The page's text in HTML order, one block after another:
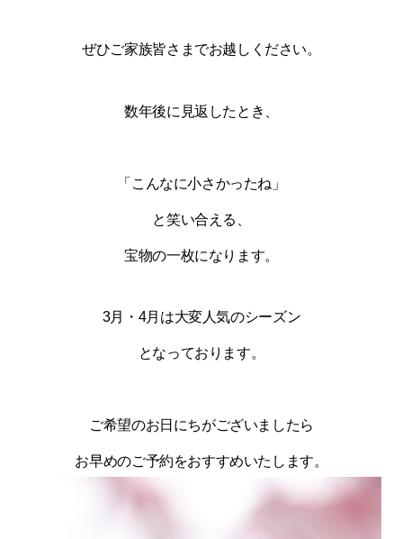
ぜひご家族皆さまでお越しください。
数年後に見返したとき、
「こんなに小さかったね」
と笑い合える、
宝物の一枚になります。
3月・4月は大変人気のシーズン
となっております。
ご希望のお日にちがございましたら
お早めのご予約をおすすめいたします。